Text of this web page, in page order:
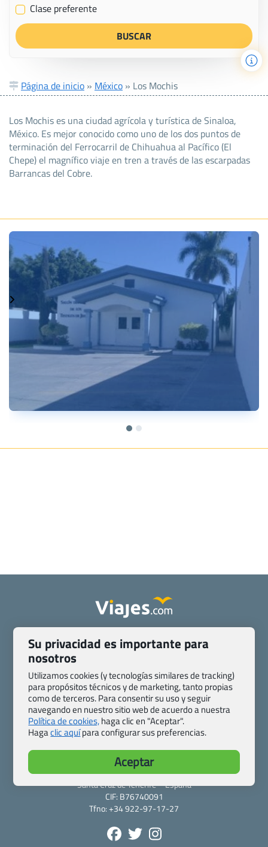
✔ Clase preferente
Página de inicio » México » Los Mochis
Los Mochis es una ciudad agrícola y turística de Sinaloa,
México. Es mejor conocido como uno de los dos puntos de
terminación del Ferrocarril de Chihuahua al Pacífico (El
Chepe) el magnífico viaje en tren a través de las escarpadas
Barrancas del Cobre.
Pasaporte, Visado, Salud y otras disposiciones específicas
Blog de Viajes.com
Preguntas frecuentes
Condiciones generales
Política de privacidad y cookies
Transparencia
Todas las páginas – sitemap
Viajes.com
Last Minute Express S.L.U.
c/ Drago, CC HLS, Local 13
38660 Miraverde – Adeje
Santa Cruz de Tenerife – España
CIF: B76740091
Tfno: +34 922-97-17-27
Su privacidad es importante para
nosotros
Utilizamos cookies (y tecnologías similares de tracking)
para propósitos técnicos y de marketing, tanto propias
como de terceros. Para consentir su uso y seguir
navegando en nuestro sitio web de acuerdo a nuestra
Política de cookies,haga clic en "Aceptar".
Hagaclic aquípara configurar sus preferencias.
Aceptar